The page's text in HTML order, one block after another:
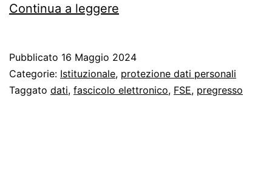
Continua a leggere
caricamento
di
Pubblicato 16 Maggio 2024
Categorie: Istituzionale, protezione dati personali
Taggato dati, fascicolo elettronico, FSE, pregresso